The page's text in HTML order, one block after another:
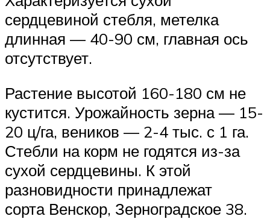
сердцевиной стебля, метелка
длинная — 40-90 см, главная ось
отсутствует.
Растение высотой 160-180 см не
кустится. Урожайность зерна — 15-
20 ц/га, веников — 2-4 тыс. с 1 га.
Стебли на корм не годятся из-за
сухой сердцевины. К этой
разновидности принадлежат
сорта Венскор, Зерноградское 38.